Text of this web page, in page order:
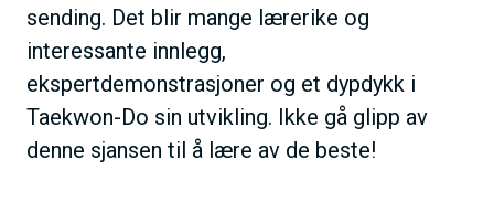
sending. Det blir mange lærerike og
interessante innlegg,
ekspertdemonstrasjoner og et dypdykk i
Taekwon-Do sin utvikling. Ikke gå glipp av
denne sjansen til å lære av de beste!